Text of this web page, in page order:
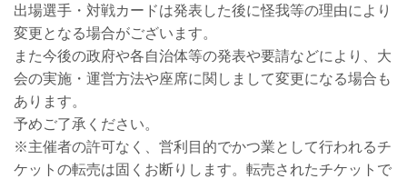
出場選手・対戦カードは発表した後に怪我等の理由により
変更となる場合がございます。
また今後の政府や各自治体等の発表や要請などにより、大
会の実施・運営方法や座席に関しまして変更になる場合も
あります。
予めご了承ください。
※主催者の許可なく、営利目的でかつ業として行われるチ
ケットの転売は固くお断りします。転売されたチケットで